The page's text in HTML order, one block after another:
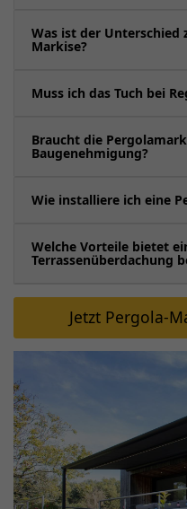
Was ist der Unterschied
Markise?
Muss ich das Tuch bei
Braucht die
Baugenehmigung?
Wie installiere ich eine
Welche Vorteile bietet
Terrassenüberdachung
Jetzt Pergola-